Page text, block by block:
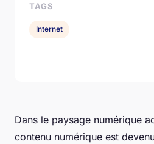
Dans le paysage numérique
contenu numérique est
TAGS
Internet